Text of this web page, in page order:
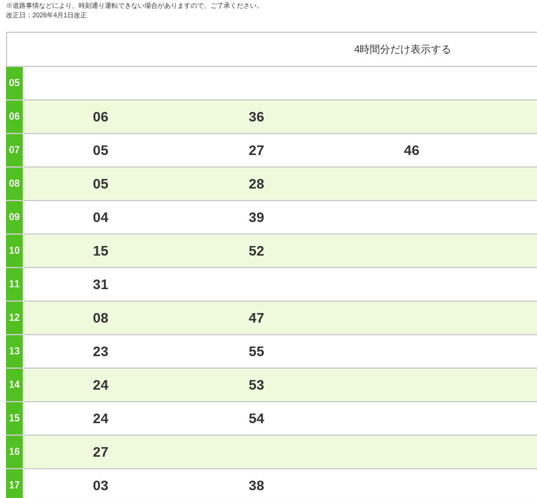
※道路事情などにより、時刻通り運転できない場合がありますので、ご了承ください。
改正日：2026年4月1日改正
4時間分だけ表示する
05
06 06 36
07 05 27 46
08 05 28
09 04 39
10 15 52
11 31
12 08 47
13 23 55
14 24 53
15 24 54
16 27
17 03 38